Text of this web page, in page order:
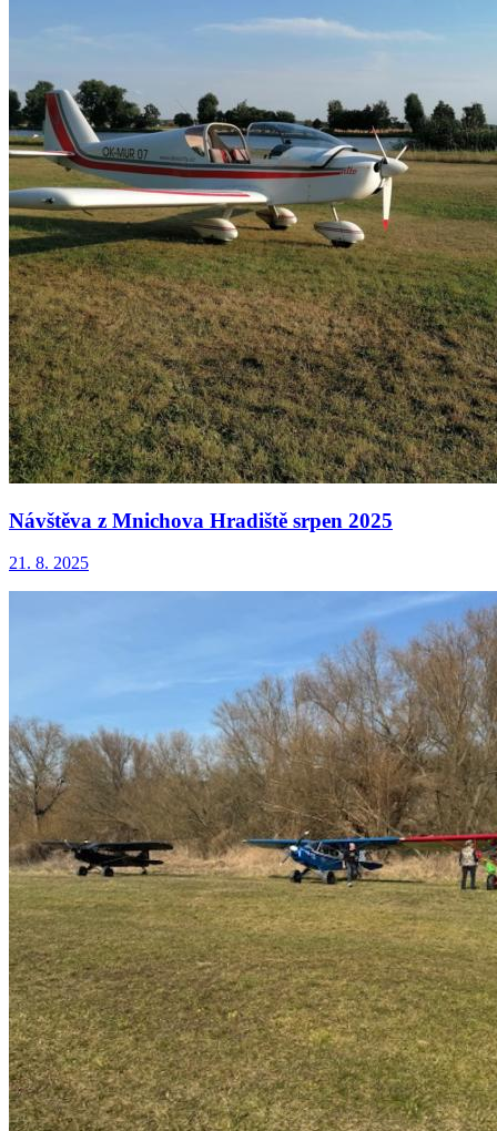
Návštěva z Mnichova Hradiště srpen 2025
21. 8. 2025